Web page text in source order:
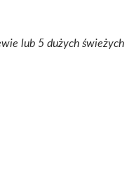
lub 5 dużych świeżych